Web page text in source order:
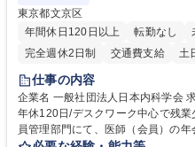
東京都文京区
年間休日120日以上
転勤なし
完全週休2日制
交通費支給 土
仕事の内容
企業名 一般社団法人日本内科学会 求人名 第二新卒歓迎！【正社員事務】
年休120日/デスクワーク中心で残業少なめ 仕事の内容 日本
員管理部門にて、医師（会員）の